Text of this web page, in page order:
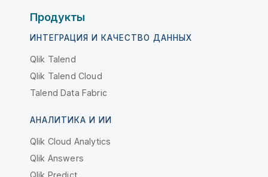
Продукты
ИНТЕГРАЦИЯ И КАЧЕСТВО ДАННЫХ
Qlik Talend
Qlik Talend Cloud
Talend Data Fabric
АНАЛИТИКА И ИИ
Qlik Cloud Analytics
Qlik Answers
Qlik Predict